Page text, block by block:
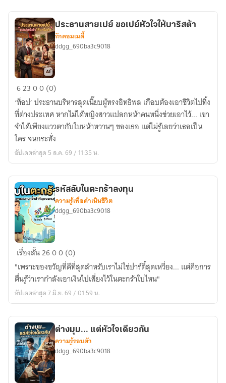
ประธาน
สาย
เปย์
ขอ
เปย์
หัวใจ
ให้
ริ
สต้า
ประธานสายเปย์ ขอเปย์หัวใจให้บาริสต้า
รักคอมเมดี้
ddgg_690ba3c9018
62300 (0)
‘ท็อป’ ประธานบริหารสุดเนี๊ยบผู้ทรงอิทธิพล เกือบต้องเอาชีวิตไปทิ้ง
ที่ต่างประเทศ หากไม่ได้หญิงสาวแปลกหน้าคนหนึ่งช่วยเอาไว้... เขา
จำได้เพียงแววตากับใบหน้าหวานๆ ของเธอ แต่ไม่รู้เลยว่าเธอเป็น
ใคร จนกระทั่ง
อัปเดตล่าสุด 5 ส.ค. 69 / 11:35 น.
รหัส
ใน
ตะกร้า
ลงทุน
รหัสลับในตะกร้าลงทุน
ความรู้เพื่อดำเนินชีวิต
ddgg_690ba3c9018
เรื่องสั้น2600 (0)
"เพราะของขวัญที่ดีที่สุดสำหรับเราไม่ใช่ปาร์ตี้สุดเหวี่ยง... แต่คือการ
ตื่นรู้ว่าเรากำลังเอาเงินไปเสี่ยงไว้ในตะกร้าใบไหน"
อัปเดตล่าสุด 7 มิ.ย. 69 / 01:59 น.
ต่างมุม... แต่หัวใจเดียวกัน
ความรู้รอบตัว
ddgg_690ba3c9018